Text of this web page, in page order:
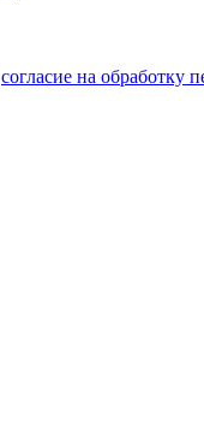
согласие на обработку